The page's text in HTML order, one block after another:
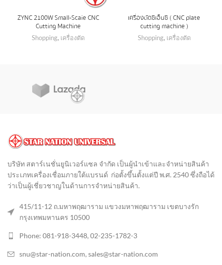
ZYNC 2100W Small-Scaie CNC
Cutting Machine
Shopping, เครื่องตัด
เครื่องตัดซีเอ็นซี ( CNC plate
cutting machine )
Shopping, เครื่องตัด
บริษัท สตาร์เนชั่นยูนิเวอร์แซล จำกัด เป็นผู้นำเข้าและจำหน่ายสินค้า
ประเภทเครื่องเชื่อมภายใต้แบรนด์ ก่อตั้งขึ้นตั้งแต่ปี พ.ศ. 2540 ซึ่งถือได้
ว่าเป็นผู้เชี่ยวชาญในด้านการจำหน่ายสินค้า.
415/11-12 ถ.มหาพฤฒาราม แขวงมหาพฤฒาราม เขตบางรัก
กรุงเทพมหานคร 10500
Phone: 081-918-3448, 02-235-1782-3
snu@star-nation.com, sales@star-nation.com